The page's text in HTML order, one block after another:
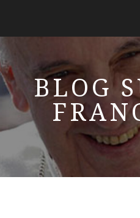
BLOG